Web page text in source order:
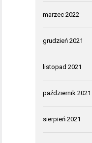
marzec 2022
grudzień 2021
listopad 2021
październik 2021
sierpień 2021